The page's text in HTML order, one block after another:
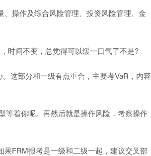
操作及综合风险管理、投资风险管理、金
间不变，总觉得可以缓一口气了不是?
这部分和一级有点重合，主要考VaR，内容
着你呢。再然后就是操作风险，考察操作
FRM报考是一级和二级一起，建议交叉部